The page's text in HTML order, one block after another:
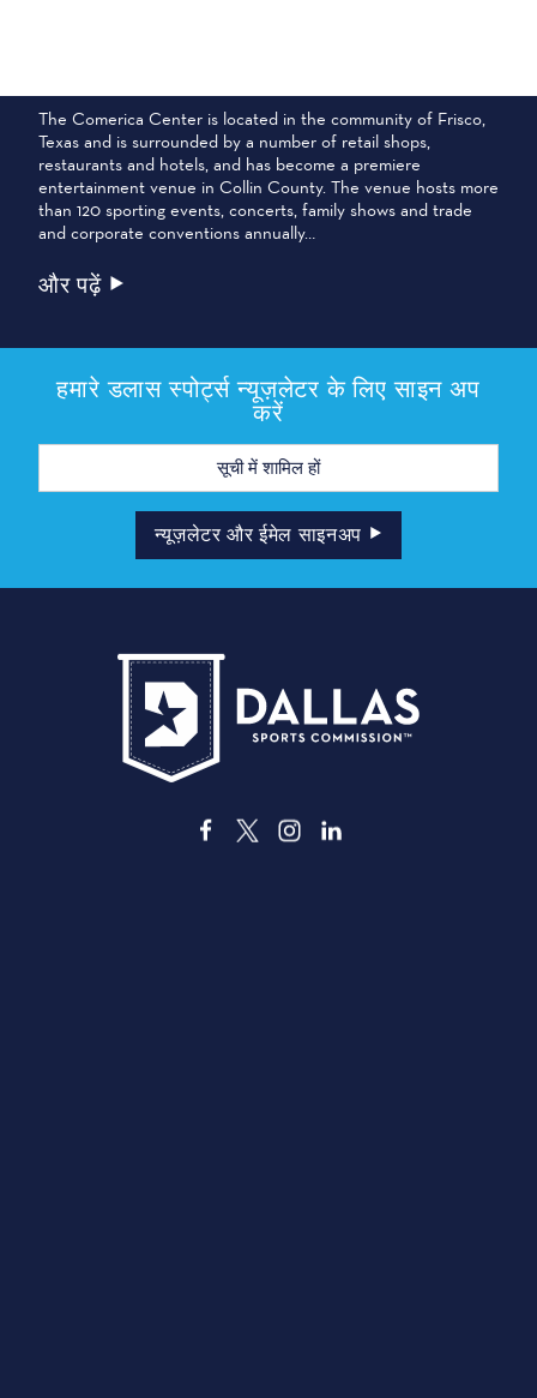
The Comerica Center is located in the community of Frisco,
Texas and is surrounded by a number of retail shops,
restaurants and hotels, and has become a premiere
entertainment venue in Collin County. The venue hosts more
than 120 sporting events, concerts, family shows and trade
and corporate conventions annually…
और पढ़ें
हमारे डलास स्पोर्ट्स न्यूज़लेटर के लिए साइन अप
करें
मेल
न्यूज़लेटर और ईमेल साइनअप